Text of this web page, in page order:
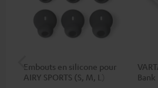
Embouts en silicone pour
AIRY SPORTS (S, M, L)
Bank